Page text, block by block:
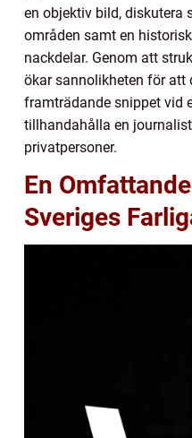
en objektiv bild, diskutera
områden samt en
nackdelar. Genom att
ökar sannolikheten för att
framträdande snippet vid
tillhandahålla en
privatpersoner.
En
Sveriges